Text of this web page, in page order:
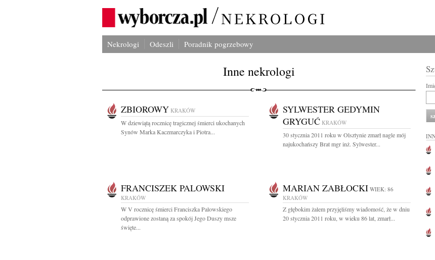
Nekrologi Odeszli Poradnik pogrzebowy
Inne nekrologi
ZBIOROWY KRAKÓW
W dziewiątą rocznicę tragicznej śmierci ukochanych
Synów Marka Kaczmarczyka i Piotra...
SYLWESTER GEDYMIN
GRYGUĆ KRAKÓW
30 stycznia 2011 roku w Olsztynie zmarł nagle mój
najukochańszy Brat mgr inż. Sylwester...
FRANCISZEK PALOWSKI
KRAKÓW
W V rocznicę śmierci Franciszka Palowskiego
odprawione zostaną za spokój Jego Duszy msze
święte...
MARIAN ZABŁOCKI WIEK: 86
KRAKÓW
Z głębokim żalem przyjęliśmy wiadomość, że w dniu
20 stycznia 2011 roku, w wieku 86 lat, zmarł...